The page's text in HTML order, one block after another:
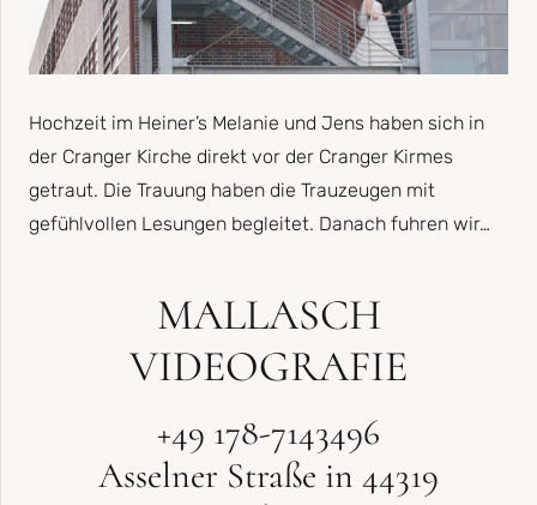
Hochzeit im Heiner’s Melanie und Jens haben sich in
der Cranger Kirche direkt vor der Cranger Kirmes
getraut. Die Trauung haben die Trauzeugen mit
gefühlvollen Lesungen begleitet. Danach fuhren wir…
MALLASCH
VIDEOGRAFIE
+49 178-7143496
Asselner Straße in 44319